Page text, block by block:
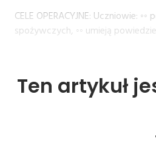
CELE OPERACYJNE: Uczniowie:
spożywczych, ◦◦ umieją
Ten artykuł